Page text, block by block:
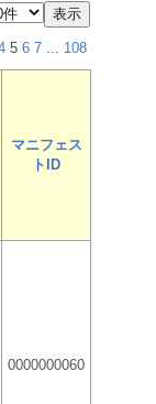
5 6 7 ... 108
マニフェス
トID
0000000060